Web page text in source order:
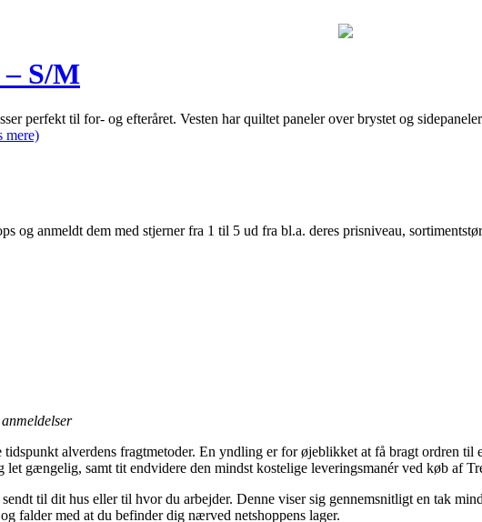
S/M
perfekt til for- og efteråret. Vesten har quiltet paneler over brystet og
mere)
og anmeldt dem med stjerner fra 1 til 5 ud fra bl.a. deres prisniveau,
anmeldelser
alverdens fragtmetoder. En yndling er for øjeblikket at få bragt ordren til
gængelig, samt tit endvidere den mindst kostelige leveringsmanér ved køb af
til dit hus eller til hvor du arbejder. Denne viser sig gennemsnitligt en tak
falder med at du befinder dig nærved netshoppens lager.